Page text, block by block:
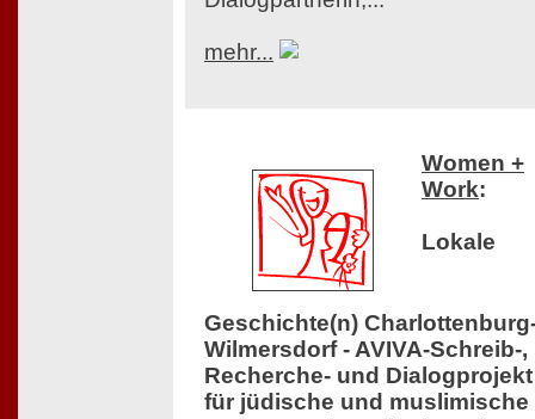
mehr...
Women +
Work:
Lokale
Geschichte(n)
Wilmersdorf - AVIVA-Schreib-,
Recherche- und Dialogprojekt
für jüdische und muslimische